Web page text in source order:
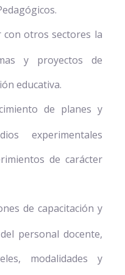
con otros sectores la
y proyectos de
educativa.
de planes y
experimentales
de carácter
de capacitación y
personal docente,
modalidades y